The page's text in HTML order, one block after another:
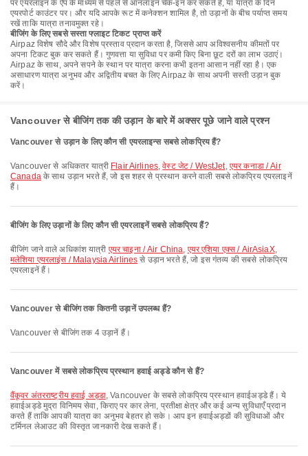
पर एयरलाइन के ऐप के माध्यम से पहले से ऑनलाइन चेक-इन कर सकते हैं, या यात्रा के दिन
एयरपोर्ट काउंटर पर। और यदि आपके रूट में कनेक्शन शामिल है, तो उड़ानों के बीच पर्याप्त समय
रखें ताकि यात्रा तनावमुक्त रहे।
बीजिंग के लिए सबसे सस्ता फ्लाइट टिकट प्राप्त करें
Airpaz विशेष सौदे और विशेष प्रस्ताव प्रदान करता है, जिससे आप अविश्वसनीय कीमतों पर
अपना टिकट बुक कर सकते हैं। गुणवत्ता या सुविधा पर कमी किए बिना छूट दरों का लाभ उठाएं।
Airpaz के साथ, अपने सपने के स्थान पर यात्रा करना कभी इतना आसान नहीं रहा है। एक
असाधारण यात्रा अनुभव और अद्वितीय बचत के लिए Airpaz के साथ अपनी सस्ती उड़ान बुक
करें।
Vancouver से बीजिंग तक की उड़ान के बारे में अक्सर पूछे जाने वाले प्रश्न
Vancouver से उड़ान के लिए कौन सी एयरलाइन्स सबसे लोकप्रिय हैं?
Vancouver से अधिकतर यात्री Flair Airlines,वेस्ट जेट / WestJet, एयर कनाडा / Air
Canadaके साथ उड़ान भरते हैं, जो इस शहर से प्रस्थान करने वाली सबसे लोकप्रिय एयरलाइनें
हैं।
बीजिंग के लिए उड़ानों के लिए कौन सी एयरलाइनें सबसे लोकप्रिय हैं?
बीजिंग जाने वाले अधिकांश यात्री एयर चाइना / Air China, एयर एशिया एक्स / AirAsiaX,
मलेशिया एयरलाइंस / Malaysia Airlines से उड़ान भरते हैं, जो इस गंतव्य की सबसे लोकप्रिय
एयरलाइनें हैं।
Vancouver से बीजिंग तक कितनी उड़ानें उपलब्ध हैं?
Vancouver से बीजिंग तक 4 उड़ानें हैं।
Vancouver में सबसे लोकप्रिय प्रस्थान हवाई अड्डे कौन से हैं?
वैंकूवर अंतरराष्ट्रीय हवाई अड्डा, Vancouver के सबसे लोकप्रिय प्रस्थान हवाईअड्डे हैं। ये
हवाईअड्डे मुद्रा विनिमय सेवा, किराए पर कार लेना, प्रतीक्षा क्षेत्र और कई अन्य सुविधाएँ प्रदान
करते हैं ताकि आपकी यात्रा का अनुभव बेहतर हो सके। आप इन हवाईअड्डों की सुविधाओं और
टर्मिनल लेआउट की विस्तृत जानकारी देख सकते हैं।